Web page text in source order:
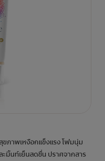
ภาพเหงือกแข็งแรง โฟมนุ่ม
มิ้นท์เย็นสดชื่น ปราศจากสาร